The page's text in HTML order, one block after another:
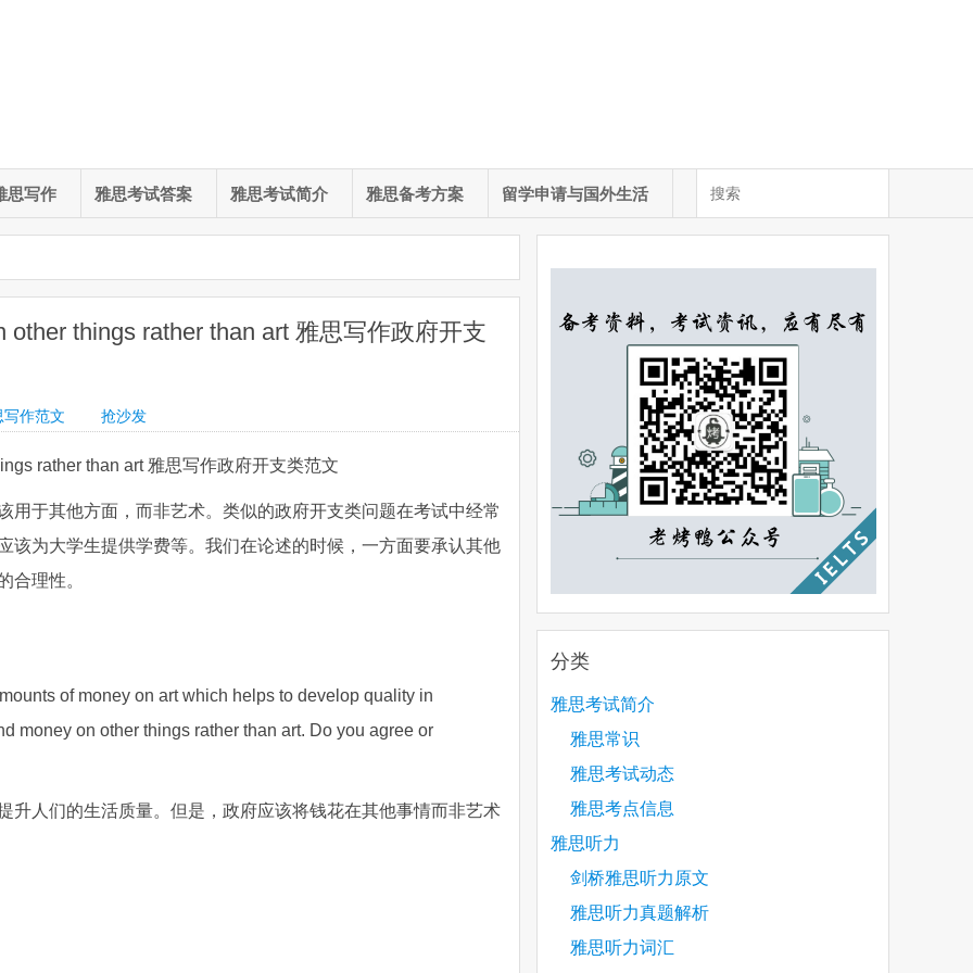
思写作 雅思考试答案 雅思考试简介 雅思备考方案 留学申请与国外生活
things rather than art 雅思写作政府开支
写作范文 抢沙发
rather than art 雅思写作政府开支类范文
用于其他方面，而非艺术。类似的政府开支类问题在考试中经常
该为大学生提供学费等。我们在论述的时候，一方面要承认其他
合理性。
of money on art which helps to develop quality in
money on other things rather than art. Do you agree or
升人们的生活质量。但是，政府应该将钱花在其他事情而非艺术
分类
雅思考试简介
雅思常识
雅思考试动态
雅思考点信息
雅思听力
剑桥雅思听力原文
雅思听力真题解析
雅思听力词汇